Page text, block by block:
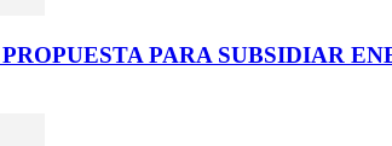
PARA SUBSIDIAR